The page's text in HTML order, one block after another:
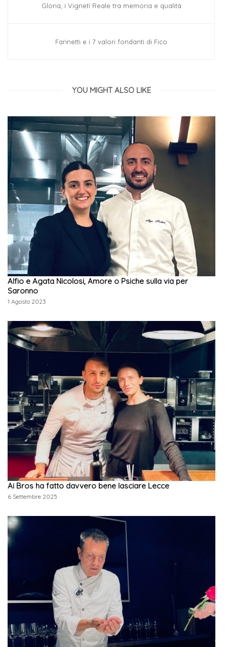
Gloria, i Vigneti Reale tra memoria e qualità
Farinetti e i 7 valori fondanti di Fico
YOU MIGHT ALSO LIKE
Alfio e Agata Nicolosi, Amore o Psiche sulla via per
Saronno
1 Agosto 2023
Ai Bros ha fatto davvero bene lasciare Lecce
6 Settembre 2025